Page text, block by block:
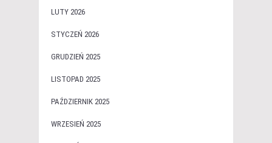
LUTY 2026
STYCZEŃ 2026
GRUDZIEŃ 2025
LISTOPAD 2025
PAŹDZIERNIK 2025
WRZESIEŃ 2025